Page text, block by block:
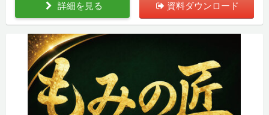
詳細を見る 資料ダウンロード